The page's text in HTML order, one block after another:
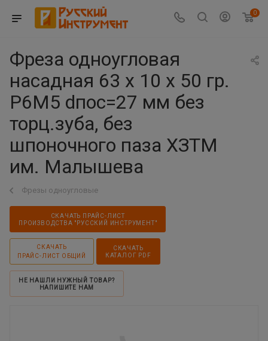
0
Фреза одноугловая
насадная 63 х 10 х 50 гр.
Р6М5 dпос=27 мм без
торц.зуба, без
шпоночного паза ХЗТМ
им. Малышева
Фрезы одноугловые
СКАЧАТЬ ПРАЙС-ЛИСТ
ПРОИЗВОДСТВА "РУССКИЙ ИНСТРУМЕНТ"
СКАЧАТЬ
ПРАЙС-ЛИСТ ОБЩИЙ
СКАЧАТЬ
КАТАЛОГ PDF
НЕ НАШЛИ НУЖНЫЙ ТОВАР?
НАПИШИТЕ НАМ